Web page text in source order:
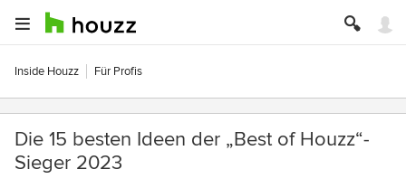
Inside Houzz Für Profis
Die 15 besten Ideen der „Best of Houzz“-
Sieger 2023